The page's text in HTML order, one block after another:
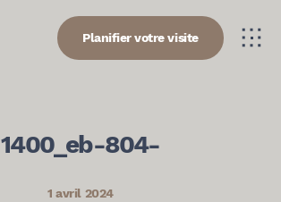
Planifier votre visite
1400_eb-804-
1 avril 2024